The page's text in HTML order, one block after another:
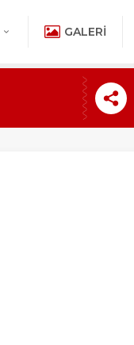
GALERI